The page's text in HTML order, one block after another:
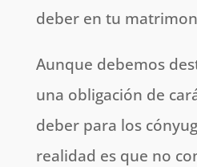
deber en tu
Aunque debemos
una obligación de
deber para los
realidad es que no